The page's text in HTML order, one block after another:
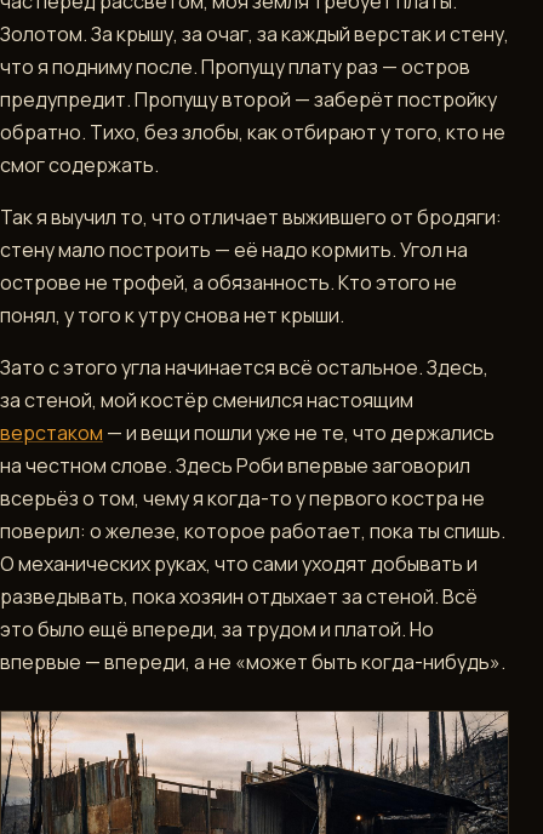
Золотом. За крышу, за очаг, за каждый верстак и стену,
что я подниму после. Пропущу плату раз — остров
предупредит. Пропущу второй — заберёт постройку
обратно. Тихо, без злобы, как отбирают у того, кто не
смог содержать.
Так я выучил то, что отличает выжившего от бродяги:
стену мало построить — её надо кормить. Угол на
острове не трофей, а обязанность. Кто этого не
понял, у того к утру снова нет крыши.
Зато с этого угла начинается всё остальное. Здесь,
за стеной, мой костёр сменился настоящим
верстаком — и вещи пошли уже не те, что держались
на честном слове. Здесь Роби впервые заговорил
всерьёз о том, чему я когда-то у первого костра не
поверил: о железе, которое работает, пока ты спишь.
О механических руках, что сами уходят добывать и
разведывать, пока хозяин отдыхает за стеной. Всё
это было ещё впереди, за трудом и платой. Но
впервые — впереди, а не «может быть когда-нибудь».